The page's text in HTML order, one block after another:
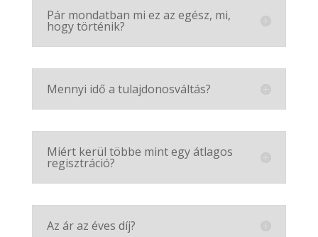
Pár mondatban mi ez az egész, mi,
hogy történik?
Mennyi idő a tulajdonosváltás?
Miért kerül többe mint egy átlagos
regisztráció?
Az ár az éves díj?